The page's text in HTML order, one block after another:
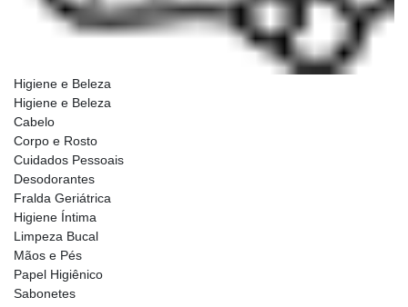
Higiene e Beleza
Higiene e Beleza
Cabelo
Corpo e Rosto
Cuidados Pessoais
Desodorantes
Fralda Geriátrica
Higiene Íntima
Limpeza Bucal
Mãos e Pés
Papel Higiênico
Sabonetes